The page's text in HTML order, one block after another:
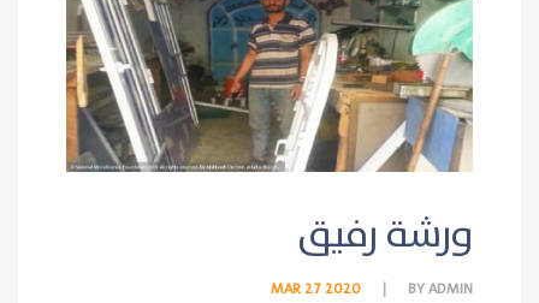
ورشة رفيق
MAR 27 2020 BYADMIN